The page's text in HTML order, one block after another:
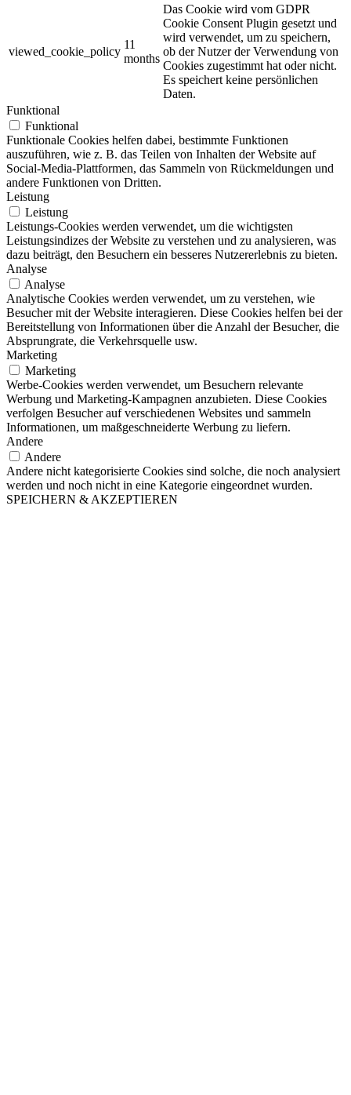
viewed_cookie_policy
11
months
Das Cookie wird vom GDPR
Cookie Consent Plugin gesetzt und
wird verwendet, um zu speichern,
ob der Nutzer der Verwendung von
Cookies zugestimmt hat oder nicht.
Es speichert keine persönlichen
Daten.
Funktional
Funktional
Funktionale Cookies helfen dabei, bestimmte Funktionen
auszuführen, wie z. B. das Teilen von Inhalten der Website auf
Social-Media-Plattformen, das Sammeln von Rückmeldungen und
andere Funktionen von Dritten.
Leistung
Leistung
Leistungs-Cookies werden verwendet, um die wichtigsten
Leistungsindizes der Website zu verstehen und zu analysieren, was
dazu beiträgt, den Besuchern ein besseres Nutzererlebnis zu bieten.
Analyse
Analyse
Analytische Cookies werden verwendet, um zu verstehen, wie
Besucher mit der Website interagieren. Diese Cookies helfen bei der
Bereitstellung von Informationen über die Anzahl der Besucher, die
Absprungrate, die Verkehrsquelle usw.
Marketing
Marketing
Werbe-Cookies werden verwendet, um Besuchern relevante
Werbung und Marketing-Kampagnen anzubieten. Diese Cookies
verfolgen Besucher auf verschiedenen Websites und sammeln
Informationen, um maßgeschneiderte Werbung zu liefern.
Andere
Andere
Andere nicht kategorisierte Cookies sind solche, die noch analysiert
werden und noch nicht in eine Kategorie eingeordnet wurden.
SPEICHERN & AKZEPTIEREN